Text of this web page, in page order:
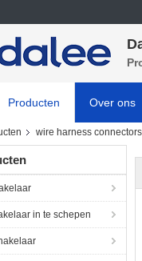
Producten Over ons
wire harness connectors
in te schepen